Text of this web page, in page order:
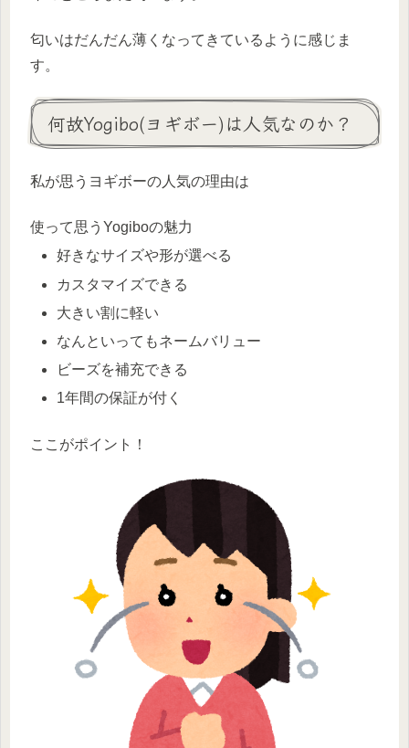
匂いはだんだん薄くなってきているように感じま
す。
何故Yogibo(ヨギボー)は人気なのか？
私が思うヨギボーの人気の理由は
使って思うYogiboの魅力
好きなサイズや形が選べる
カスタマイズできる
大きい割に軽い
なんといってもネームバリュー
ビーズを補充できる
1年間の保証が付く
ここがポイント！